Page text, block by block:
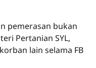
pemerasan bukan
Pertanian SYL,
lain selama FB